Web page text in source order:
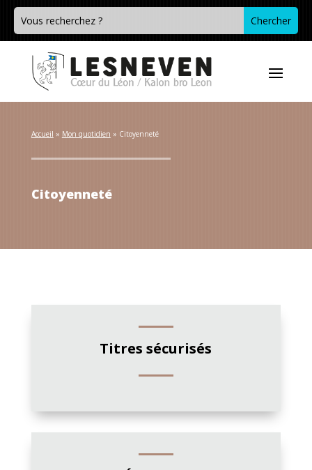
Accueil » Mon quotidien » Citoyenneté
Citoyenneté
Titres sécurisés